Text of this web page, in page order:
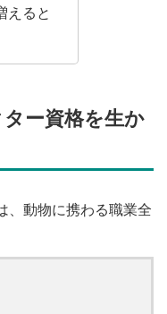
えると
ー資格を生か
、動物に携わる職業全